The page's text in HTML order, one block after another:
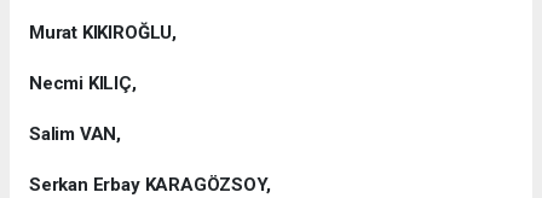
Murat KIKIROĞLU,
Necmi KILIÇ,
Salim VAN,
Serkan Erbay KARAGÖZSOY,